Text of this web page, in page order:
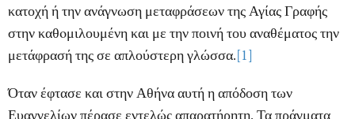
κατοχή ή την ανάγνωση μεταφράσεων της Αγίας Γραφής
στην καθoμιλουμένη και με την ποινή του αναθέματος την
μετάφρασή της σε απλούστερη γλώσσα.[1]
Όταν έφτασε και στην Αθήνα αυτή η απόδοση των
Ευαγγελίων πέρασε εντελώς απαρατήρητη. Τα πράγματα